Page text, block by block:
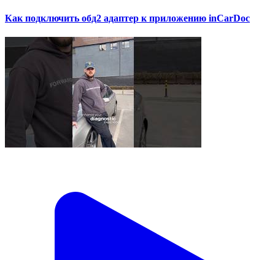
Как подключить обд2 адаптер к приложению inCarDoc